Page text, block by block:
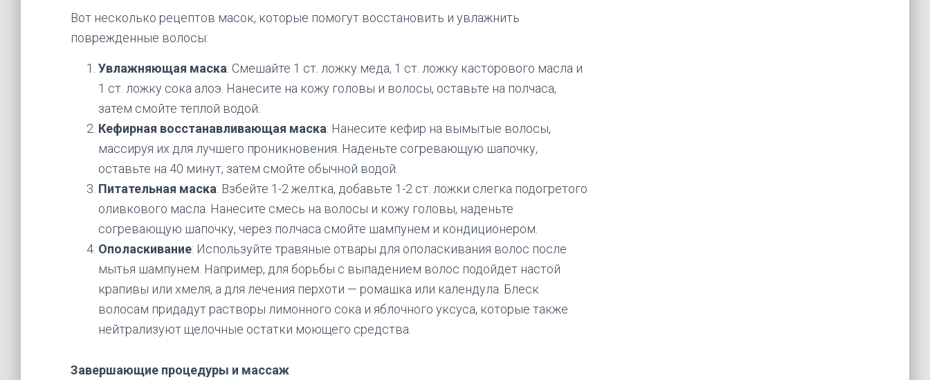
Вот несколько рецептов масок, которые помогут восстановить и увлажнить
поврежденные волосы:
Увлажняющая маска: Смешайте 1 ст. ложку меда, 1 ст. ложку касторового масла и
1 ст. ложку сока алоэ. Нанесите на кожу головы и волосы, оставьте на полчаса,
затем смойте теплой водой.
Кефирная восстанавливающая маска: Нанесите кефир на вымытые волосы,
массируя их для лучшего проникновения. Наденьте согревающую шапочку,
оставьте на 40 минут, затем смойте обычной водой.
Питательная маска: Взбейте 1-2 желтка, добавьте 1-2 ст. ложки слегка подогретого
оливкового масла. Нанесите смесь на волосы и кожу головы, наденьте
согревающую шапочку, через полчаса смойте шампунем и кондиционером.
Ополаскивание: Используйте травяные отвары для ополаскивания волос после
мытья шампунем. Например, для борьбы с выпадением волос подойдет настой
крапивы или хмеля, а для лечения перхоти — ромашка или календула. Блеск
волосам придадут растворы лимонного сока и яблочного уксуса, которые также
нейтрализуют щелочные остатки моющего средства.
Завершающие процедуры и массаж